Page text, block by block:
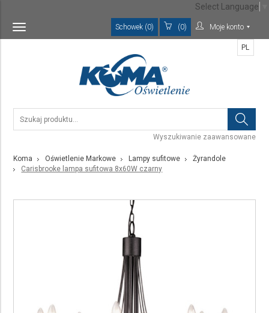
Toggle
navigation
Schowek (0) (0) Moje konto
Wyszukiwanie zaawansowane
PL
Koma Oświetlenie Markowe Lampy sufitowe
Żyrandole
Carisbrooke lampa sufitowa 8x60W czarny
Select Language